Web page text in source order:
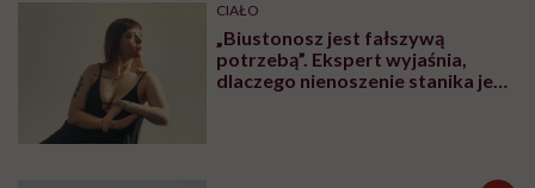
CIAŁO
„Biustonosz jest fałszywą
potrzebą”. Ekspert wyjaśnia,
dlaczego nienoszenie stanika jest